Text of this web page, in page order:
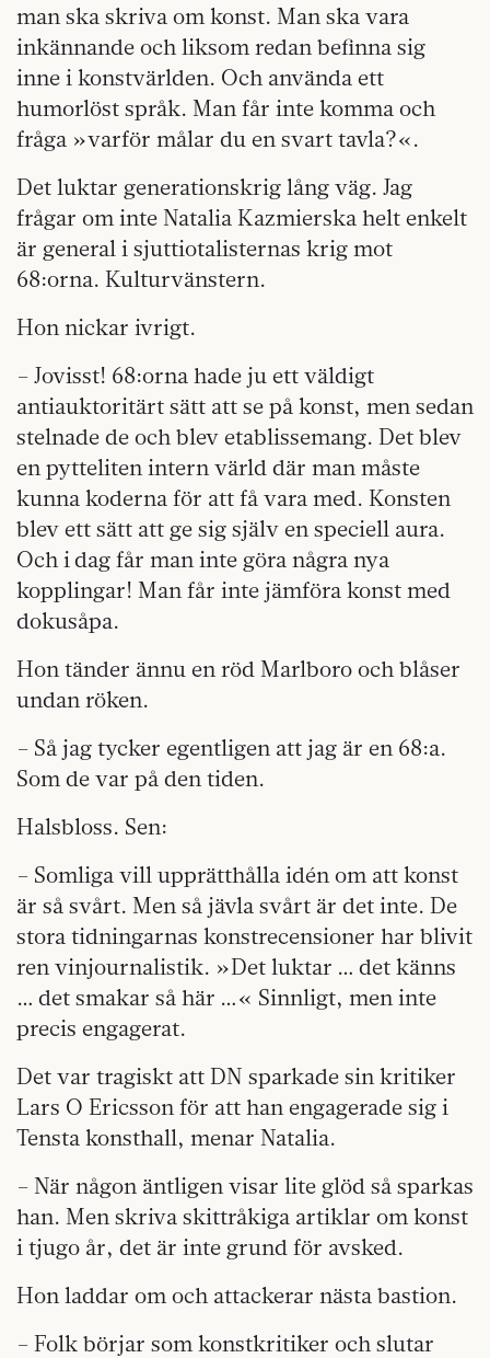
man ska skriva om konst. Man ska vara
inkännande och liksom redan befinna sig
inne i konstvärlden. Och använda ett
humorlöst språk. Man får inte komma och
fråga »varför målar du en svart tavla?«.
Det luktar generationskrig lång väg. Jag
frågar om inte Natalia Kazmierska helt enkelt
är general i sjuttiotalisternas krig mot
68:orna. Kulturvänstern.
Hon nickar ivrigt.
– Jovisst! 68:orna hade ju ett väldigt
antiauktoritärt sätt att se på konst, men sedan
stelnade de och blev etablissemang. Det blev
en pytteliten intern värld där man måste
kunna koderna för att få vara med. Konsten
blev ett sätt att ge sig själv en speciell aura.
Och i dag får man inte göra några nya
kopplingar! Man får inte jämföra konst med
dokusåpa.
Hon tänder ännu en röd Marlboro och blåser
undan röken.
– Så jag tycker egentligen att jag är en 68:a.
Som de var på den tiden.
Halsbloss. Sen:
– Somliga vill upprätthålla idén om att konst
är så svårt. Men så jävla svårt är det inte. De
stora tidningarnas konstrecensioner har blivit
ren vinjournalistik. »Det luktar … det känns
… det smakar så här …« Sinnligt, men inte
precis engagerat.
Det var tragiskt att DN sparkade sin kritiker
Lars O Ericsson för att han engagerade sig i
Tensta konsthall, menar Natalia.
– När någon äntligen visar lite glöd så sparkas
han. Men skriva skittråkiga artiklar om konst
i tjugo år, det är inte grund för avsked.
Hon laddar om och attackerar nästa bastion.
– Folk börjar som konstkritiker och slutar